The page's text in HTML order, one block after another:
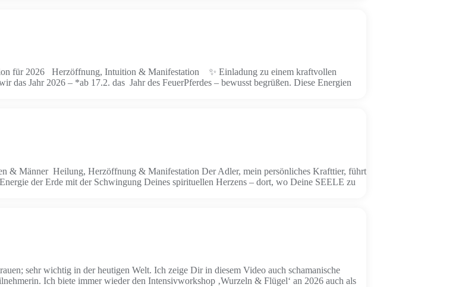
für 2026 Herzöffnung, Intuition & Manifestation ✨ Einladung zu einem kraftvollen
das Jahr 2026 – *ab 17.2. das Jahr des FeuerPferdes – bewusst begrüßen. Diese Energien
& Männer Heilung, Herzöffnung & Manifestation Der Adler, mein persönliches Krafttier, führt
der Erde mit der Schwingung Deines spirituellen Herzens – dort, wo Deine SEELE zu
sehr wichtig in der heutigen Welt. Ich zeige Dir in diesem Video auch schamanische
Ich biete immer wieder den Intensivworkshop ‚Wurzeln & Flügel‘ an 2026 auch als